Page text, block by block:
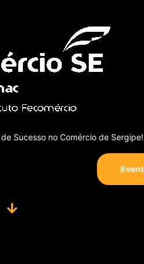
Sucesso no Comércio de Sergipe!